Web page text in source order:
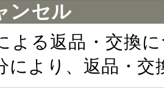
ンセル
よる返品・交換
により、返品・